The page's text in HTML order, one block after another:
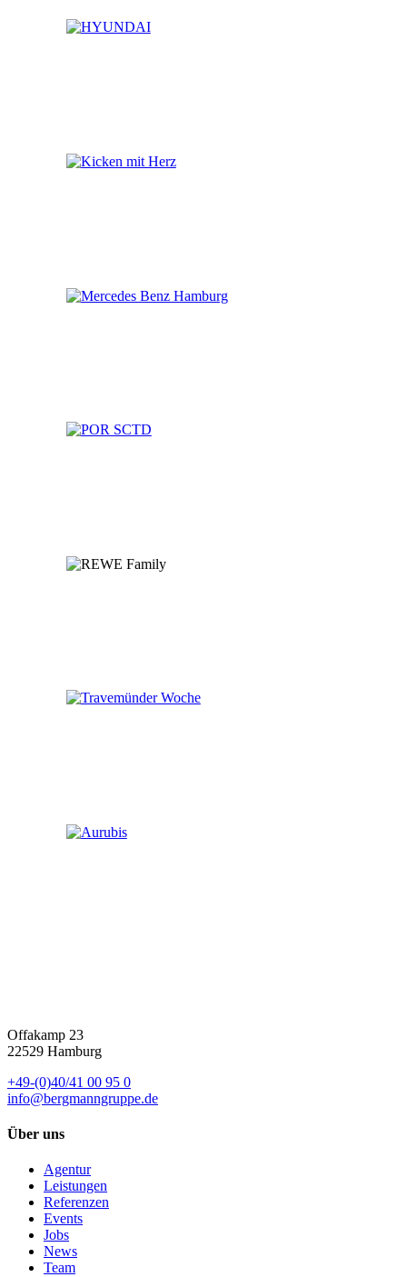
Offakamp 23
22529 Hamburg
+49-(0)40/41 00 95 0
info@bergmanngruppe.de
Über uns
Agentur
Leistungen
Referenzen
Events
Jobs
News
Team